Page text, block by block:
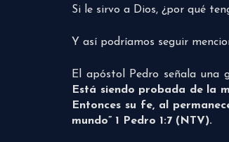
Si le sirvo a Dios, ¿por qué
Y así podríamos seguir
El apóstol Pedro señala una
Está siendo probada de la
Entonces su fe, al
mundo” 1 Pedro 1:7 (NTV).